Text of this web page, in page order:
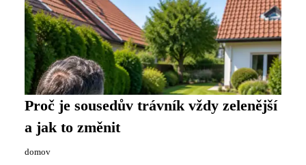
Proč je sousedův trávník vždy zelenější
a jak to změnit
domov